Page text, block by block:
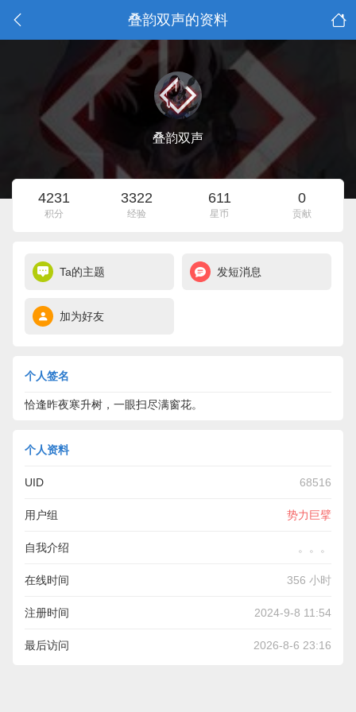
叠韵双声的资料
叠韵双声
4231
积分
3322
经验
611
星币
0
贡献
Ta的主题 发短消息
加为好友
个人签名
恰逢昨夜寒升树，一眼扫尽满窗花。
个人资料
UID 68516
用户组 势力巨擘
自我介绍 。。。
在线时间 356 小时
注册时间 2024-9-8 11:54
最后访问 2026-8-6 23:16